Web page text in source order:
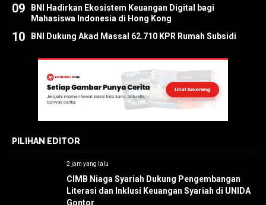
09
BNI Hadirkan Ekosistem Keuangan Digital bagi
Mahasiswa Indonesia di Hong Kong
10 BNI Dukung Akad Massal 62.710 KPR Rumah Subsidi
PILIHAN EDITOR
2 jam yang lalu
CIMB Niaga Syariah Dukung Pengembangan
Literasi dan Inklusi Keuangan Syariah di UNIDA
Gontor